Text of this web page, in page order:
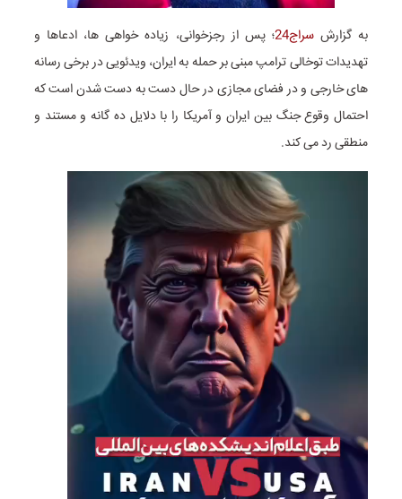
به گزارشسراج24
؛ پس از رجزخوانی، زیاده خواهی ها، ادعاها و
تهدیدات توخالی ترامپ مبنی بر حمله به ایران، ویدئویی در برخی رسانه
های خارجی و در فضای مجازی در حال دست به دست شدن است که
احتمال وقوع جنگ بین ایران و آمریکا را با دلایل ده گانه و مستند و
منطقی رد می کند.